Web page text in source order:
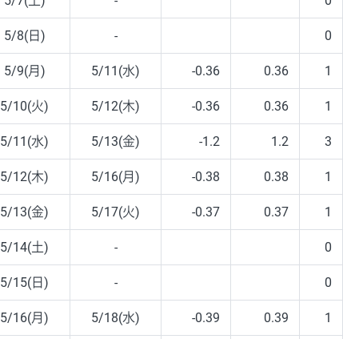
5/8(日) - 0
5/9(月) 5/11(水) -0.36 0.36 1
5/10(火) 5/12(木) -0.36 0.36 1
5/11(水) 5/13(金) -1.2 1.2 3
5/12(木) 5/16(月) -0.38 0.38 1
5/13(金) 5/17(火) -0.37 0.37 1
5/14(土) - 0
5/15(日) - 0
5/16(月) 5/18(水) -0.39 0.39 1